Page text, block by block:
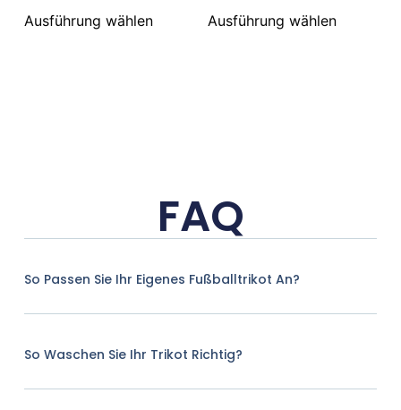
Ausführung wählen Ausführung wählen
FAQ
So Passen Sie Ihr Eigenes Fußballtrikot An?
So Waschen Sie Ihr Trikot Richtig?